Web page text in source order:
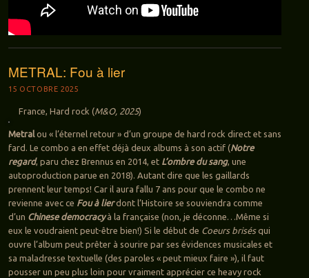
METRAL: Fou à lier
15 OCTOBRE 2025
France, Hard rock (M&O, 2025)
Metralou « l’éternel retour » d’un groupe de hard rock direct et sans
fard. Le combo a en effet déjà deux albums à son actif (Notre
regard, paru chez Brennus en 2014, et L’ombre du sang, une
autoproduction parue en 2018). Autant dire que les gaillards
prennent leur temps! Car il aura fallu 7 ans pour que le combo ne
revienne avec ce Fou à lierdont l’Histoire se souviendra comme
d’un Chinese democracyà la française (non, je déconne…Même si
eux le voudraient peut-être bien!) Si le début de Coeurs brisésqui
ouvre l’album peut prêter à sourire par ses évidences musicales et
sa maladresse textuelle (des paroles « peut mieux faire »), il faut
pousser un peu plus loin pour vraiment apprécier ce heavy rock